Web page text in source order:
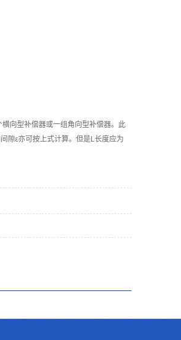
向型补偿器或一组角向型补偿器。此
隙ε亦可按上式计算。但是L长度应为